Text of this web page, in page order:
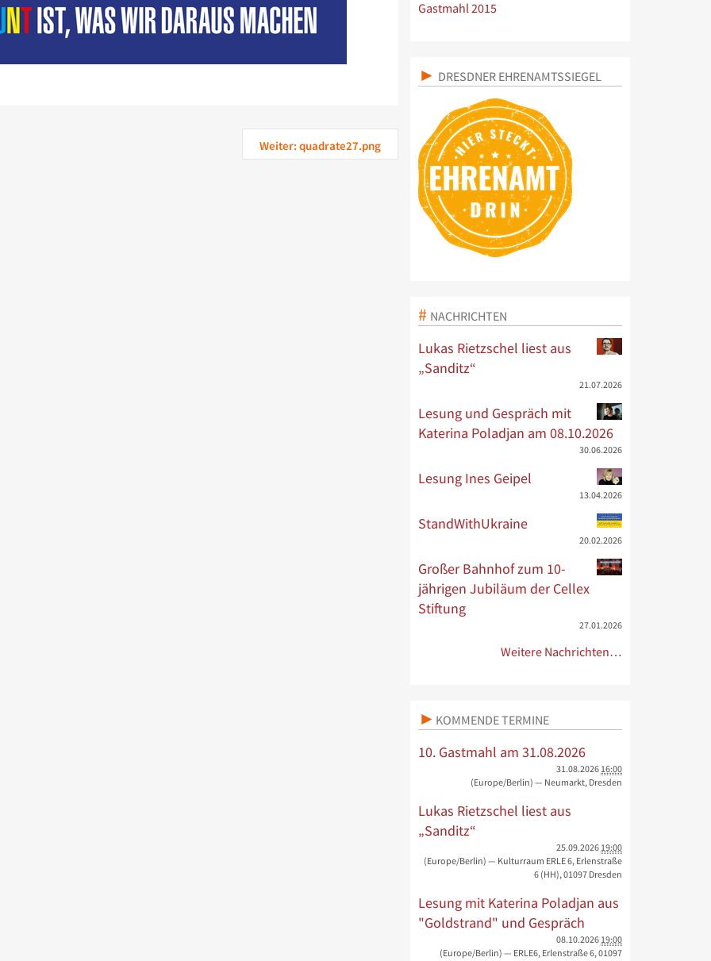
Weiter: quadrate27.png
Gastmahl 2015
DRESDNER EHRENAMTSSIEGEL
NACHRICHTEN
Lukas Rietzschel liest aus
„Sanditz“
21.07.2026
Lesung und Gespräch mit
Katerina Poladjan am 08.10.2026
30.06.2026
Lesung Ines Geipel
13.04.2026
StandWithUkraine
20.02.2026
Großer Bahnhof zum 10-
jährigen Jubiläum der Cellex
Stiftung
27.01.2026
Weitere Nachrichten…
KOMMENDE TERMINE
10. Gastmahl am 31.08.2026
31.08.2026 16:00
(Europe/Berlin) — Neumarkt, Dresden
Lukas Rietzschel liest aus
„Sanditz“
25.09.2026 19:00
(Europe/Berlin) — Kulturraum ERLE 6, Erlenstraße
6 (HH), 01097 Dresden
Lesung mit Katerina Poladjan aus
"Goldstrand" und Gespräch
08.10.2026 19:00
(Europe/Berlin) — ERLE6, Erlenstraße 6, 01097